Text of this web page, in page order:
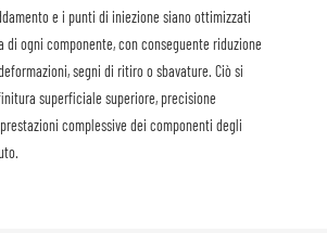
e i punti di iniezione siano ottimizzati
di ogni componente, con conseguente riduzione
segni di ritiro o sbavature. Ciò si
superficiale superiore, precisione
complessive dei componenti degli